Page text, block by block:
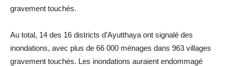
gravement touchés.
Au total, 14 des 16 districts d’Ayutthaya ont signalé des
inondations, avec plus de 66 000 ménages dans 963 villages
gravement touchés. Les inondations auraient endommagé